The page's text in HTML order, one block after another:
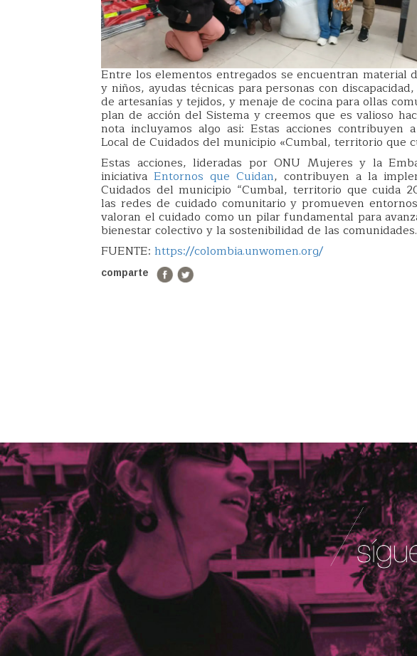
Entre los elementos entregados se encuentran material
y niños, ayudas técnicas para personas con
de artesanías y tejidos, y menaje de cocina para ollas
plan de acción del Sistema y creemos que es valioso
nota incluyamos algo asi: Estas acciones contribuyen
Local de Cuidados del municipio «Cumbal, territorio que
Estas acciones, lideradas por ONU Mujeres y la
iniciativa Entornos que Cuidan, contribuyen a la
Cuidados del municipio “Cumbal, territorio que cuida
las redes de cuidado comunitario y promueven
valoran el cuidado como un pilar fundamental para
bienestar colectivo y la sostenibilidad de las comunidades.
FUENTE: https://colombia.unwomen.org/
comparte